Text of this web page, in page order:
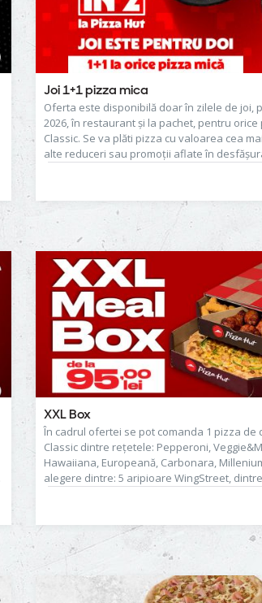
Joi 1+1 pizza mica
Oferta este disponibilă doar în zilele de joi,
2026, în restaurant și la pachet, pentru
Classic. Se va plăti pizza cu valoarea cea
alte reduceri sau promoții aflate în
XXL Box
În cadrul ofertei se pot comanda 1 pizza
Classic dintre rețetele: Pepperoni,
Hawaiiana, Europeană, Carbonara,
alegere dintre: 5 aripioare WingStreet,
Sticks, Chicken Popcorn, Ham & Cheese
Garlic Bread, Garlic Bread Mix sau Wedges.
corespunde următoarelor combinaţii de
WingStreet (fără sos), 1 porție de French
și 1 porție de Mozzarella Sticks. Produsul
prezentare.